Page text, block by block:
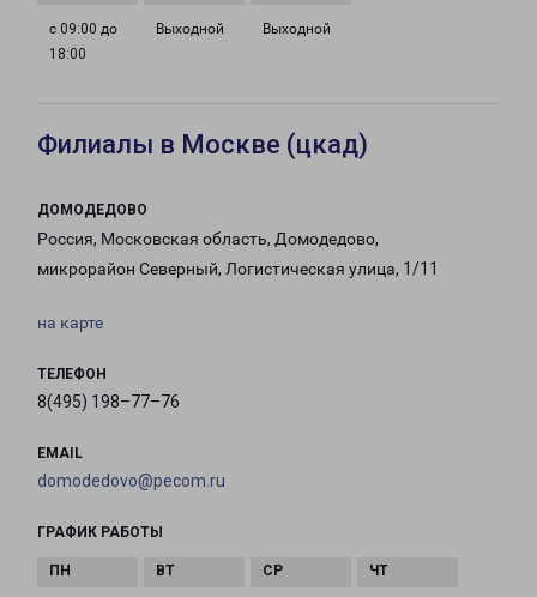
с 09:00 до
18:00
Выходной Выходной
Филиалы в Москве (цкад)
ДОМОДЕДОВО
Россия, Московская область, Домодедово,
микрорайон Северный, Логистическая улица, 1/11
на карте
ТЕЛЕФОН
8(495) 198–77–76
EMAIL
domodedovo@pecom.ru
ГРАФИК РАБОТЫ